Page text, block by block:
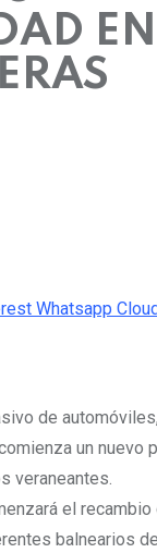
EN
Whatsapp
de
un nuevo
veraneantes.
el
balnearios